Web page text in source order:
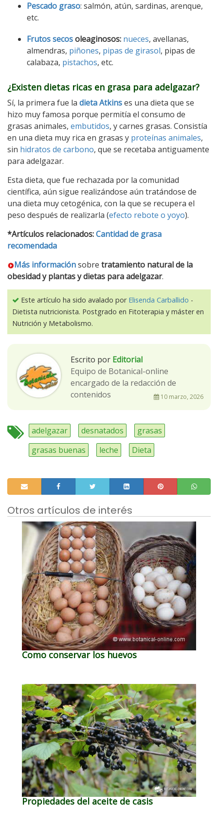
Pescado graso: salmón, atún, sardinas, arenque,
etc.
Frutos secosoleaginosos: nueces, avellanas,
almendras, piñones, pipas de girasol, pipas de
calabaza, pistachos, etc.
¿Existen dietas ricas en grasa para adelgazar?
Sí, la primera fue la dieta Atkinses una dieta que se
hizo muy famosa porque permitía el consumo de
grasas animales, embutidos, y carnes grasas. Consistía
en una dieta muy rica en grasas y proteínas animales,
sin hidratos de carbono, que se recetaba antiguamente
para adelgazar.
Esta dieta, que fue rechazada por la comunidad
científica, aún sigue realizándose aún tratándose de
una dieta muy cetogénica, con la que se recupera el
peso después de realizarla (efecto rebote o yoyo).
*Artículos relacionados:Cantidad de grasa
recomendada
Más informaciónsobre tratamiento natural de la
obesidad y plantas y dietas para adelgazar.
Este artículo ha sido avalado por Elisenda Carballido -
Dietista nutricionista. Postgrado en Fitoterapia y máster en
Nutrición y Metabolismo.
Escrito por Editorial
Equipo de Botanical-online
encargado de la redacción de
contenidos
10 marzo, 2026
adelgazar desnatados
grasas
grasas buenas
leche Dieta
Otros artículos de interés
Como conservar los huevos
Propiedades del aceite de casis